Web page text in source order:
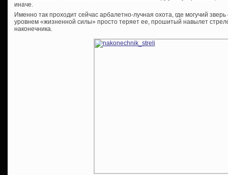
иначе.
Именно так проходит сейчас арбалетно-лучная охота, где могучий
уровнем «жизненной силы» просто теряет ее, прошитый навылет
наконечника.